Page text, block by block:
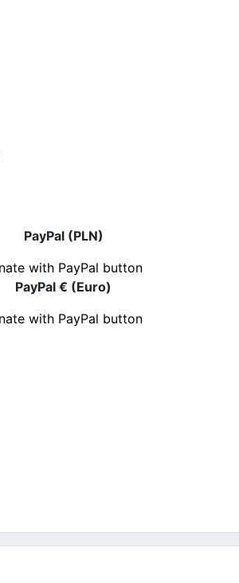
PayPal (PLN)
PayPal € (Euro)